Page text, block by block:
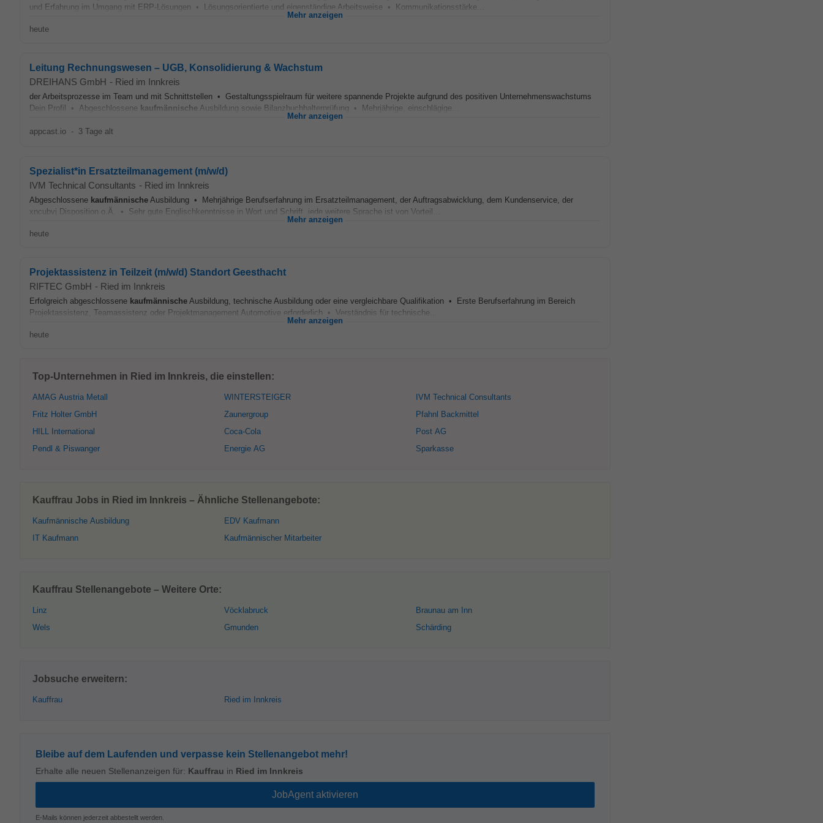
und Erfahrung im Umgang mit ERP-Lösungen • Lösungsorientierte und eigenständige Arbeitsweise • Kommunikationsstärke...
Mehr anzeigen
heute
Leitung Rechnungswesen – UGB, Konsolidierung & Wachstum
DREIHANS GmbH - Ried im Innkreis
der Arbeitsprozesse im Team und mit Schnittstellen • Gestaltungsspielraum für weitere spannende Projekte aufgrund des positiven Unternehmenswachstums
Dein Profil • Abgeschlossene kaufmännische Ausbildung sowie Bilanzbuchhalterprüfung • Mehrjährige, einschlägige...
Mehr anzeigen
appcast.io - 3 Tage alt
Spezialist*in Ersatzteilmanagement (m/w/d)
IVM Technical Consultants - Ried im Innkreis
Abgeschlossene kaufmännische Ausbildung • Mehrjährige Berufserfahrung im Ersatzteilmanagement, der Auftragsabwicklung, dem Kundenservice, der
xncubvj Disposition o.Ä. • Sehr gute Englischkenntnisse in Wort und Schrift, jede weitere Sprache ist von Vorteil...
Mehr anzeigen
heute
Projektassistenz in Teilzeit (m/w/d) Standort Geesthacht
RIFTEC GmbH - Ried im Innkreis
Erfolgreich abgeschlossene kaufmännische Ausbildung, technische Ausbildung oder eine vergleichbare Qualifikation • Erste Berufserfahrung im Bereich
Projektassistenz, Teamassistenz oder Projektmanagement Automotive erforderlich • Verständnis für technische...
Mehr anzeigen
heute
Top-Unternehmen in Ried im Innkreis, die einstellen:
AMAG Austria Metall
Fritz Holter GmbH
HILL International
Pendl & Piswanger
WINTERSTEIGER
Zaunergroup
Coca-Cola
Energie AG
IVM Technical Consultants
Pfahnl Backmittel
Post AG
Sparkasse
Kauffrau Jobs in Ried im Innkreis – Ähnliche Stellenangebote:
Kaufmännische Ausbildung
IT Kaufmann
EDV Kaufmann
Kaufmännischer Mitarbeiter
Kauffrau Stellenangebote – Weitere Orte:
Linz
Wels
Vöcklabruck
Gmunden
Braunau am Inn
Schärding
Jobsuche erweitern:
Kauffrau Ried im Innkreis
Bleibe auf dem Laufenden und verpasse kein Stellenangebot mehr!
Erhalte alle neuen Stellenanzeigen für: Kauffrau in Ried im Innkreis
E-Mails können jederzeit abbestellt werden.